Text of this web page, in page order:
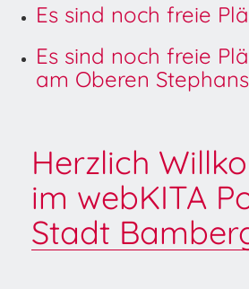
Es sind noch freie
Es sind noch freie
am Oberen
Herzlich
im webKITA
Stadt